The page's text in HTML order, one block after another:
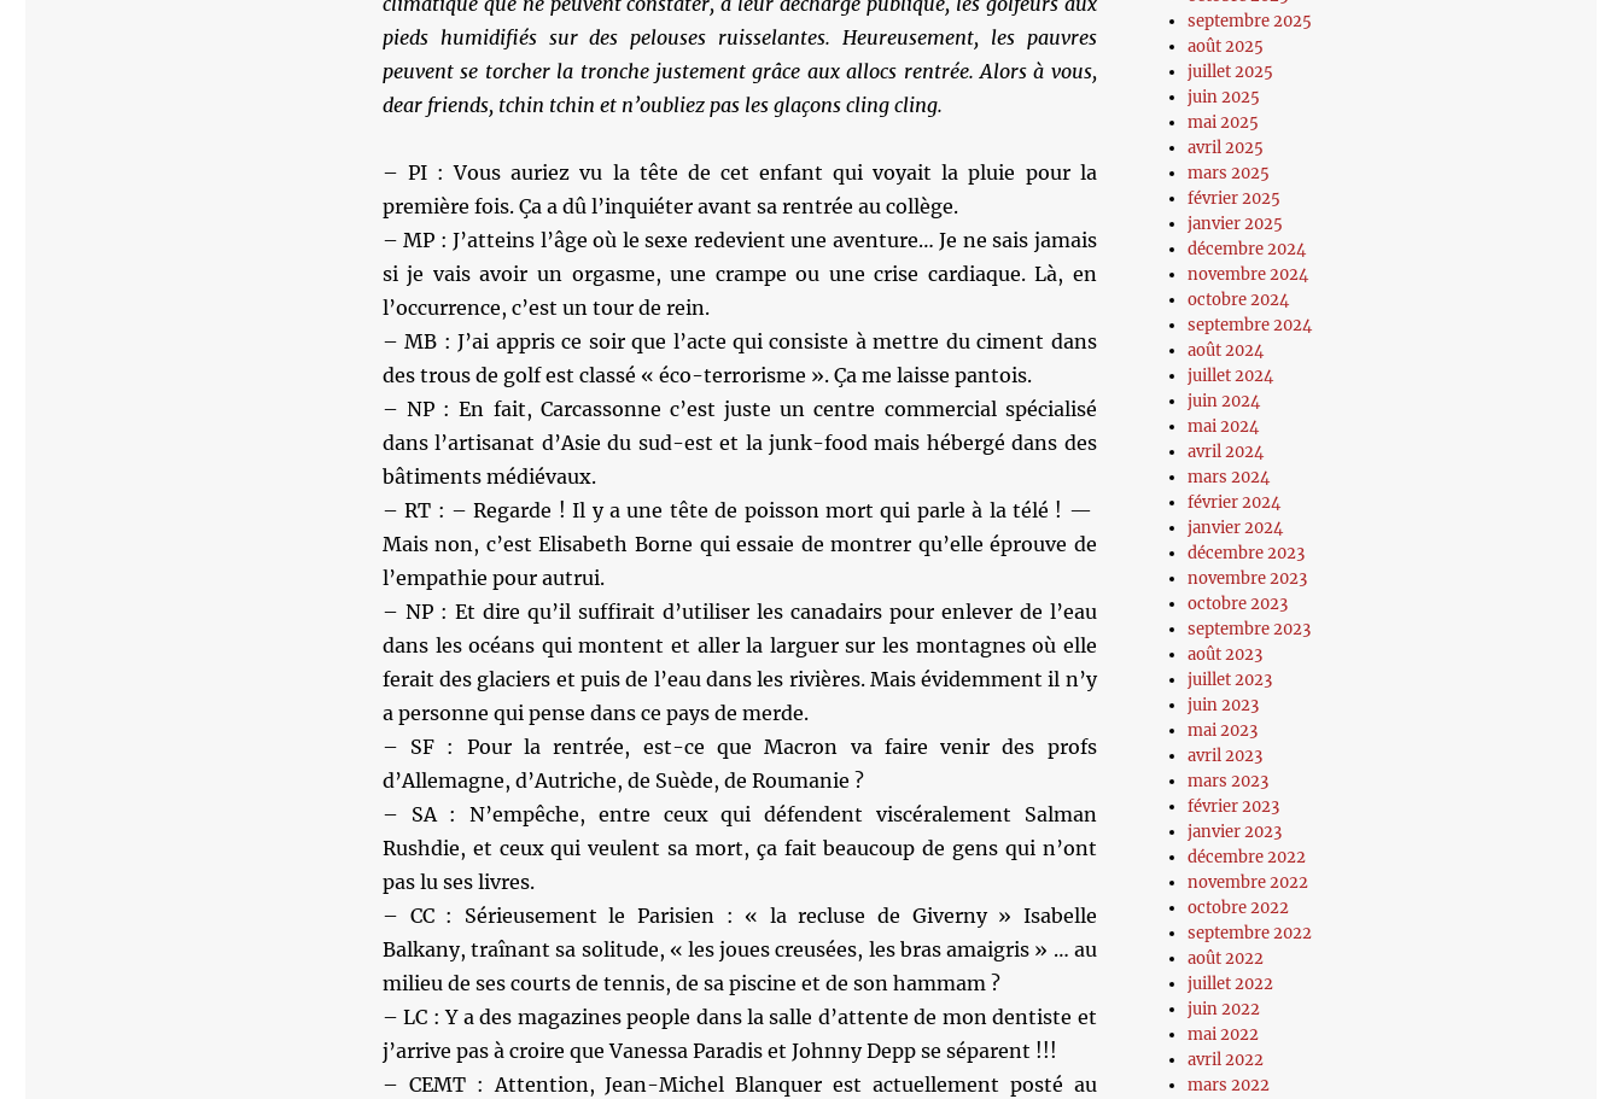
pieds humidifiés sur des pelouses ruisselantes. Heureusement, les pauvres
peuvent se torcher la tronche justement grâce aux allocs rentrée. Alors à vous,
dear friends, tchin tchin et n’oubliez pas les glaçons cling cling.
– PI : Vous auriez vu la tête de cet enfant qui voyait la pluie pour la
première fois. Ça a dû l’inquiéter avant sa rentrée au collège.
– MP : J’atteins l’âge où le sexe redevient une aventure… Je ne sais jamais
si je vais avoir un orgasme, une crampe ou une crise cardiaque. Là, en
l’occurrence, c’est un tour de rein.
– MB : J’ai appris ce soir que l’acte qui consiste à mettre du ciment dans
des trous de golf est classé « éco-terrorisme ». Ça me laisse pantois.
– NP : En fait, Carcassonne c’est juste un centre commercial spécialisé
dans l’artisanat d’Asie du sud-est et la junk-food mais hébergé dans des
bâtiments médiévaux.
– RT : – Regarde ! Il y a une tête de poisson mort qui parle à la télé ! —
Mais non, c’est Elisabeth Borne qui essaie de montrer qu’elle éprouve de
l’empathie pour autrui.
– NP : Et dire qu’il suffirait d’utiliser les canadairs pour enlever de l’eau
dans les océans qui montent et aller la larguer sur les montagnes où elle
ferait des glaciers et puis de l’eau dans les rivières. Mais évidemment il n’y
a personne qui pense dans ce pays de merde.
– SF : Pour la rentrée, est-ce que Macron va faire venir des profs
d’Allemagne, d’Autriche, de Suède, de Roumanie ?
– SA : N’empêche, entre ceux qui défendent viscéralement Salman
Rushdie, et ceux qui veulent sa mort, ça fait beaucoup de gens qui n’ont
pas lu ses livres.
– CC : Sérieusement le Parisien : « la recluse de Giverny » Isabelle
Balkany, traînant sa solitude, « les joues creusées, les bras amaigris » … au
milieu de ses courts de tennis, de sa piscine et de son hammam ?
– LC : Y a des magazines people dans la salle d’attente de mon dentiste et
j’arrive pas à croire que Vanessa Paradis et Johnny Depp se séparent !!!
– CEMT : Attention, Jean-Michel Blanquer est actuellement posté au
septembre 2025
août 2025
juillet 2025
juin 2025
mai 2025
avril 2025
mars 2025
février 2025
janvier 2025
décembre 2024
novembre 2024
octobre 2024
septembre 2024
août 2024
juillet 2024
juin 2024
mai 2024
avril 2024
mars 2024
février 2024
janvier 2024
décembre 2023
novembre 2023
octobre 2023
septembre 2023
août 2023
juillet 2023
juin 2023
mai 2023
avril 2023
mars 2023
février 2023
janvier 2023
décembre 2022
novembre 2022
octobre 2022
septembre 2022
août 2022
juillet 2022
juin 2022
mai 2022
avril 2022
mars 2022